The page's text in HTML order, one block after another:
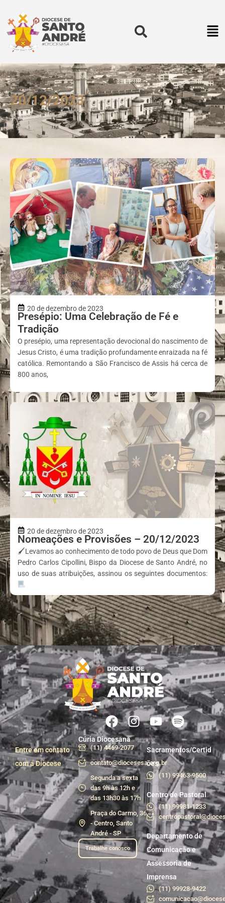
20/12/2023
20 de dezembro de 2023
Presépio: Uma Celebração de Fé e
Tradição
O presépio, uma representação devocional do nascimento de
Jesus Cristo, é uma tradição profundamente enraizada na fé
católica. Remontando a São Francisco de Assis há cerca de
800 anos,
20 de dezembro de 2023
Nomeações e Provisões – 20/12/2023
🖌Levamos ao conhecimento de todo povo de Deus que Dom
Pedro Carlos Cipollini, Bispo da Diocese de Santo André, no
uso de suas atribuições, assinou os seguintes documentos:
Entre em contato
com a Diocese
Cúria Diocesana
(11) 4469-2077
contato@diocesesa.org.br
Segunda a sexta
das 9h às 12h e
das 13h30 às 17h
Praça do Carmo, 36
- Centro, Santo
André - SP
Trabalhe conosco
Sacramentos/Certid
ões
(11) 99463-9500
Centro de Pastoral
(11) 99981-1233
Departamento de
Comunicação e
Assessoria de
Imprensa
(11) 99928-9422